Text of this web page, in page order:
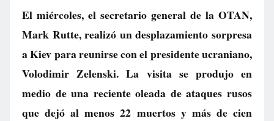
El miércoles, el secretario general de la OTAN,
Mark Rutte, realizó un desplazamiento sorpresa
a Kiev para reunirse con el presidente ucraniano,
Volodimir Zelenski. La visita se produjo en
medio de una reciente oleada de ataques rusos
que dejó al menos 22 muertos y más de cien